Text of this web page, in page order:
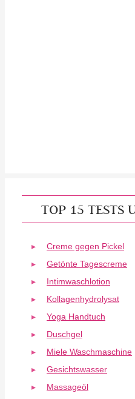
TOP 15 TESTS
Creme gegen Pickel
Getönte Tagescreme
Intimwaschlotion
Kollagenhydrolysat
Yoga Handtuch
Duschgel
Miele Waschmaschine
Gesichtswasser
Massageöl